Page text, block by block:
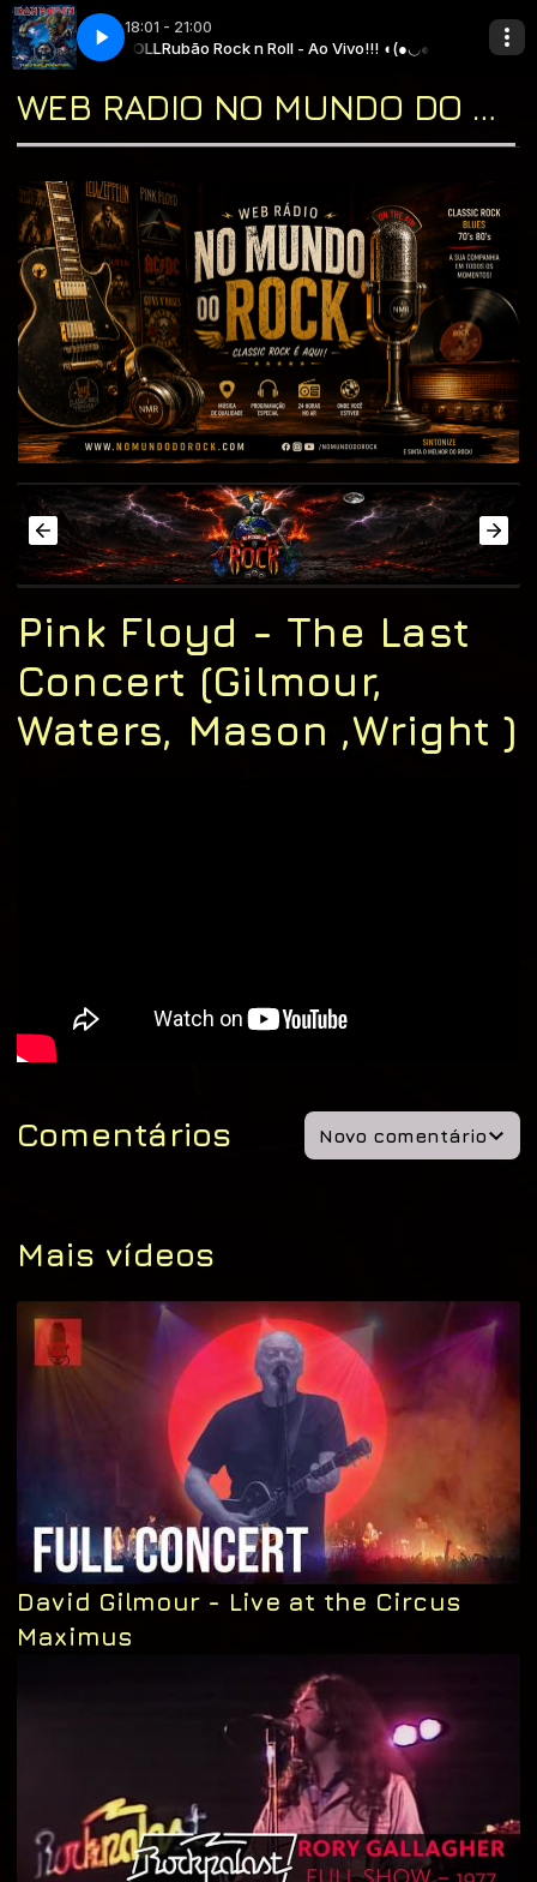
18:01 - 21:00
ROCK N ROLL Rubão Rock n Roll - Ao Vivo!!! ◖(●◡●)◗ com * RUBÃO
Blows 10 - IRON - When The Wild Wind Blows
WEB RADIO NO MUNDO DO ROCK "A CASA DO CLASSIC ROCK & DO BLUES"
Pink Floyd - The Last
Concert (Gilmour,
Waters, Mason ,Wright )
Mais vídeos
David Gilmour - Live at the Circus
Maximus
Comentários Novo comentário